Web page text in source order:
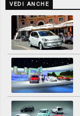
VEDI ANCHE